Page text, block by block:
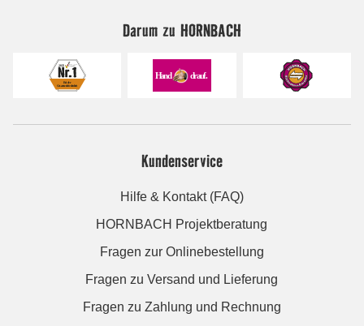
Darum zu HORNBACH
Kundenservice
Hilfe & Kontakt (FAQ)
HORNBACH Projektberatung
Fragen zur Onlinebestellung
Fragen zu Versand und Lieferung
Fragen zu Zahlung und Rechnung